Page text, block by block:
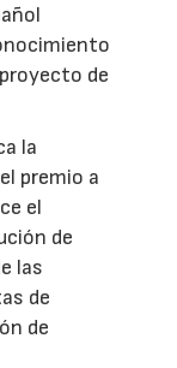
de
la
premio a
el
de
las
de
de